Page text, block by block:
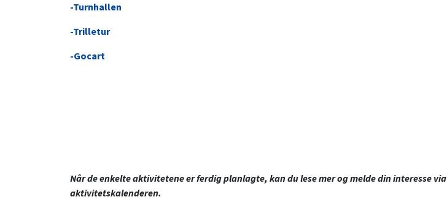
-Turnhallen
-Trilletur
-Gocart
Når de enkelte aktivitetene er ferdig planlagte, kan du lese mer og melde din interesse via
aktivitetskalenderen.